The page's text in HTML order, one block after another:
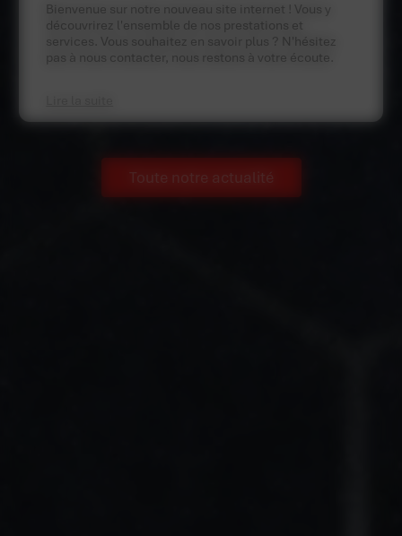
Bienvenue sur notre nouveau site internet ! Vous y
découvrirez l'ensemble de nos prestations et
services. Vous souhaitez en savoir plus ? N'hésitez
pas à nous contacter, nous restons à votre écoute.
Toute notre actualité